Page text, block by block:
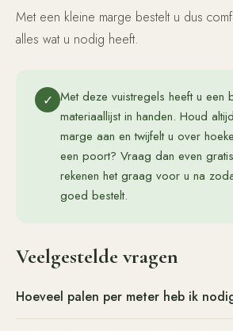
Met een kleine marge bestelt u dus
alles wat u nodig heeft.
✓ Met deze vuistregels heeft u een
materiaallijst in handen. Houd
marge aan en twijfelt u over
een poort? Vraag dan even
rekenen het graag voor u na
goed bestelt.
Veelgestelde vragen
Hoeveel palen per meter heb ik